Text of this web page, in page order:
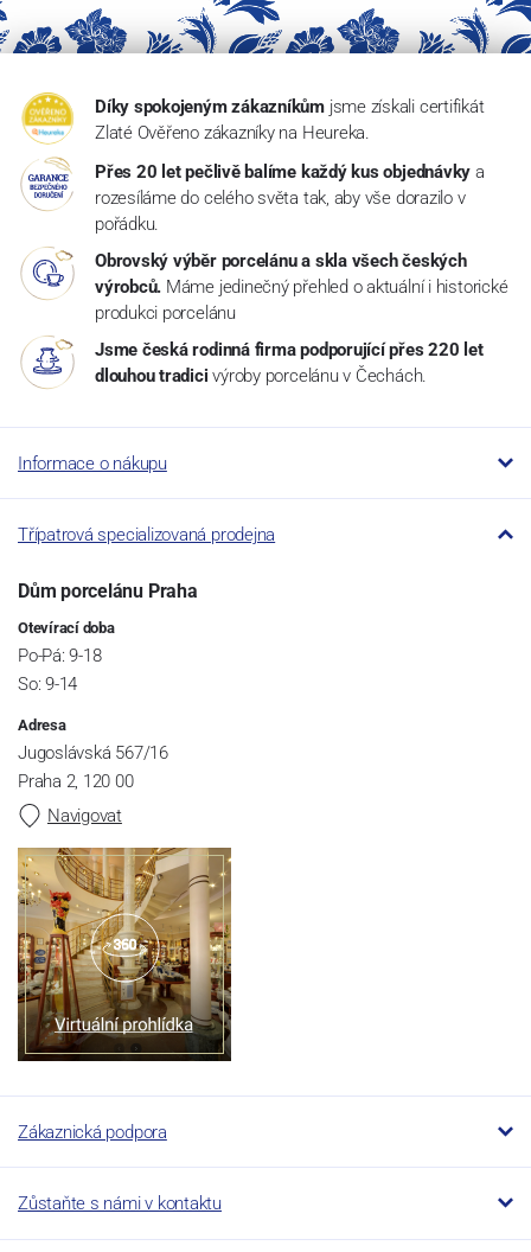
Díky spokojeným zákazníkům jsme získali certifikát
Zlaté Ověřeno zákazníky na Heureka.
Přes 20 let pečlivě balíme každý kus objednávky a
rozesíláme do celého světa tak, aby vše dorazilo v
pořádku.
Obrovský výběr porcelánu a skla všech českých
výrobců. Máme jedinečný přehled o aktuální i historické
produkci porcelánu
Jsme česká rodinná firma podporující přes 220 let
dlouhou tradici výroby porcelánu v Čechách.
Informace o nákupu
Třípatrová specializovaná prodejna
Dům porcelánu Praha
Otevírací doba
Po-Pá: 9-18
So: 9-14
Adresa
Jugoslávská 567/16
Praha 2, 120 00
Navigovat
Zákaznická podpora
Zůstaňte s námi v kontaktu